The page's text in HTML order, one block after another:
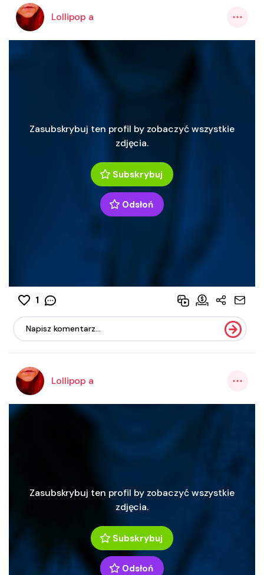
Lollipop a
Zasubskrybuj ten profil by zobaczyć wszystkie
zdjęcia.
Subskrybuj
Odsłoń
1
Lollipop a
Zasubskrybuj ten profil by zobaczyć wszystkie
zdjęcia.
Subskrybuj
Odsłoń